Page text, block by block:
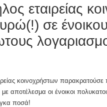
εταιρείας
σε
κοινοχρήστων
αποτέλεσμα οι ένοικοι
ποσά!